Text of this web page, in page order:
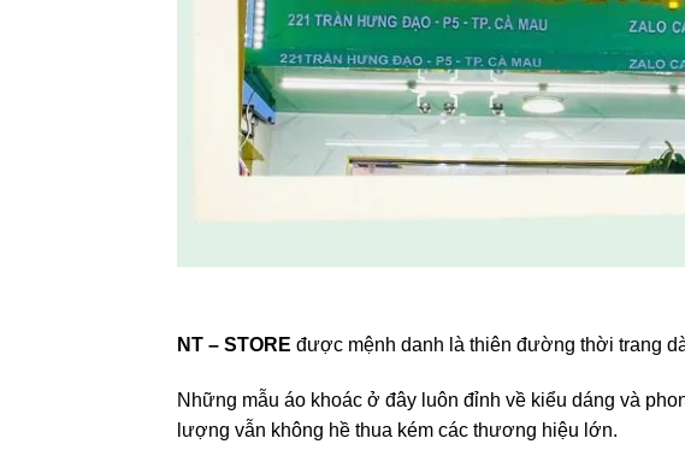
NT – STORE được mệnh danh là thiên đường thời trang
Những mẫu áo khoác ở đây luôn đỉnh về kiểu dáng và
lượng vẫn không hề thua kém các thương hiệu lớn.